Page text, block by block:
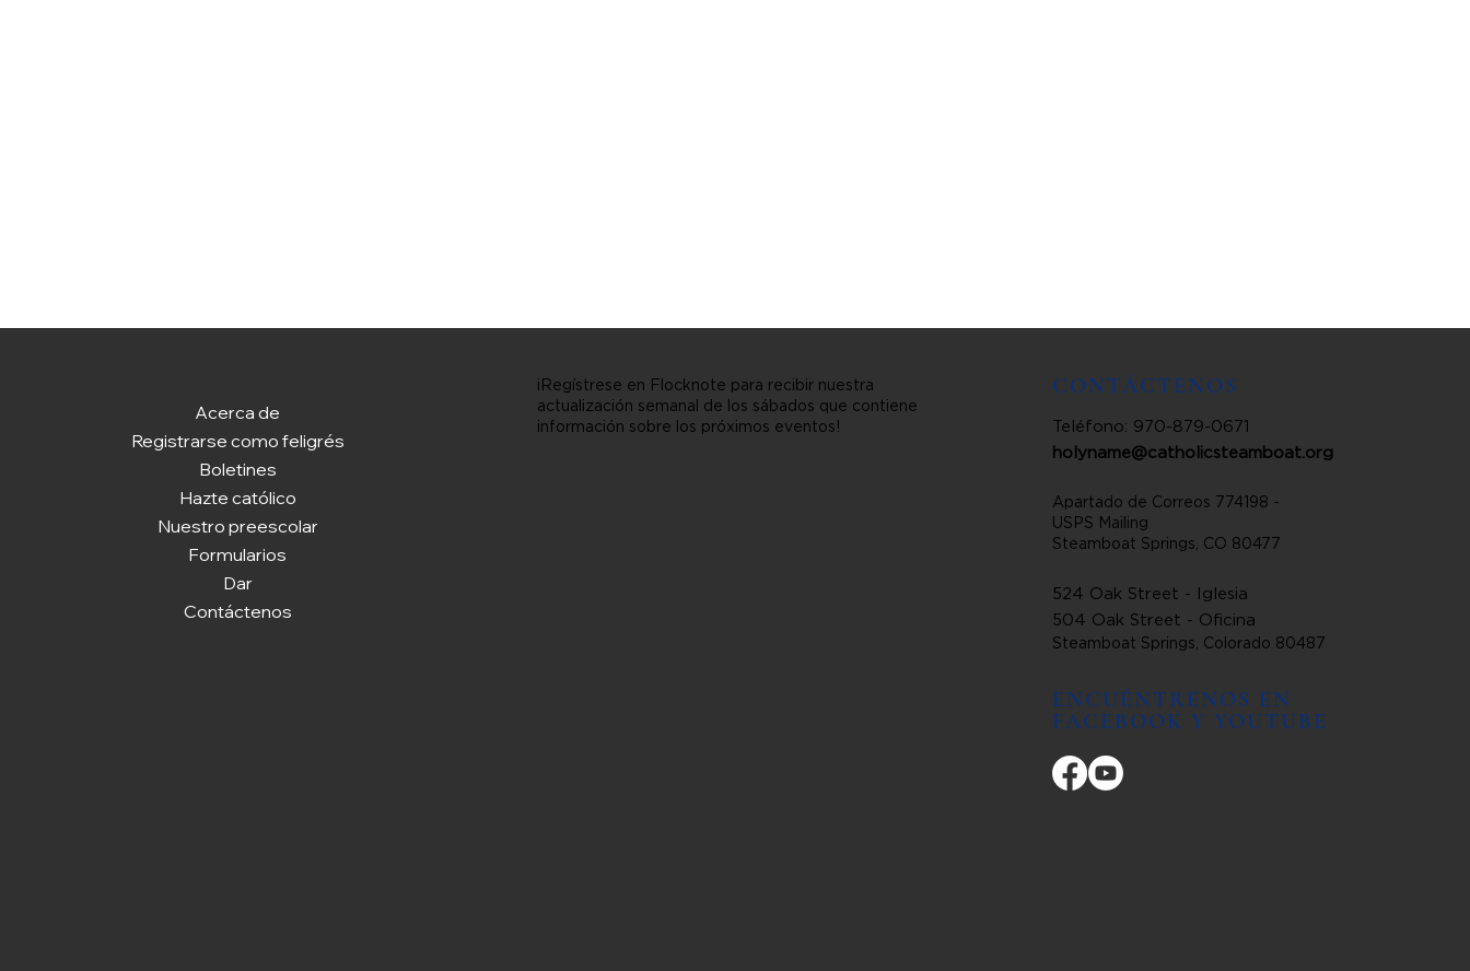
Acerca de
Registrarse como feligrés
Boletines
Hazte católico
Nuestro preescolar
Formularios
Dar
Contáctenos
¡Regístrese en Flocknote para recibir nuestra
actualización semanal de los sábados que contiene
información sobre los próximos eventos!
CONTÁCTENOS
Teléfono: 970-879-0671
holyname@catholicsteamboat.org
Apartado de Correos 774198 -
USPS Mailing
Steamboat Springs, CO 80477
524 Oak Street - Iglesia
504 Oak Street - Oficina
Steamboat Springs, Colorado 80487
ENCUÉNTRENOS EN
FACEBOOK Y YOUTUBE